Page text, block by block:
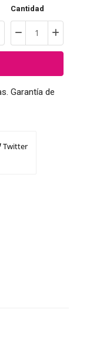
Cantidad
Garantía de
Twitter